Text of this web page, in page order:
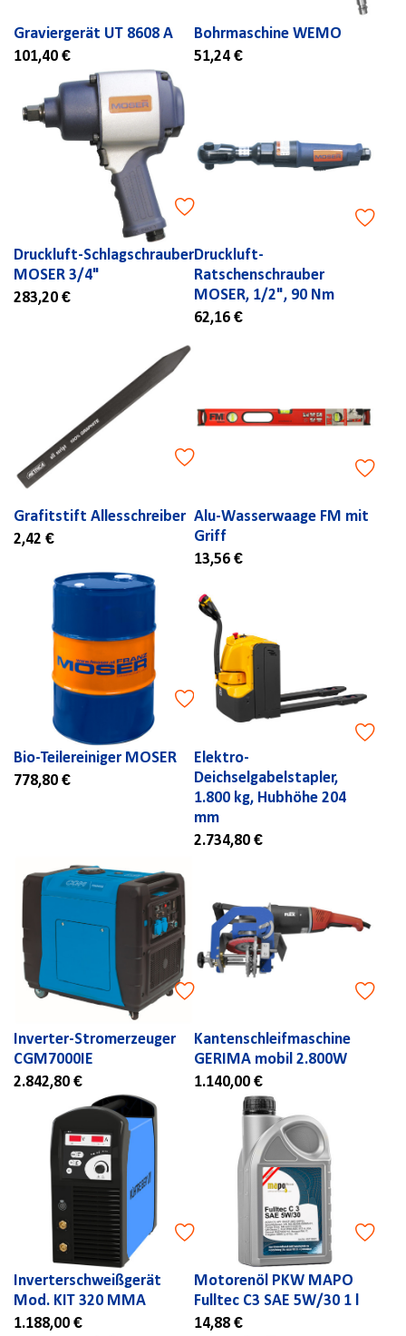
Graviergerät UT 8608 A
101,40 €
Bohrmaschine WEMO
51,24 €
Druckluft-Schlagschrauber
MOSER 3/4"
283,20 €
Druckluft-
Ratschenschrauber
MOSER, 1/2", 90 Nm
62,16 €
Grafitstift Allesschreiber
2,42 €
Alu-Wasserwaage FM mit
Griff
13,56 €
Bio-Teilereiniger MOSER
778,80 €
Elektro-
Deichselgabelstapler,
1.800 kg, Hubhöhe 204
mm
2.734,80 €
Inverter-Stromerzeuger
CGM7000IE
2.842,80 €
Kantenschleifmaschine
GERIMA mobil 2.800W
1.140,00 €
Inverterschweißgerät
Mod. KIT 320 MMA
1.188,00 €
Motorenöl PKW MAPO
Fulltec C3 SAE 5W/30 1 l
14,88 €